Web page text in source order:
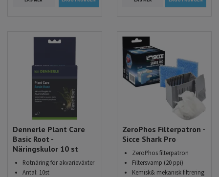
Dennerle Plant Care
Basic Root -
Näringskulor 10 st
Rotnäring för akvarieväxter
Antal: 10st
ZeroPhos Filterpatron -
Sicce Shark Pro
ZeroPhos filterpatron
Filtersvamp (20 ppi)
Kemisk& mekanisk filtrering